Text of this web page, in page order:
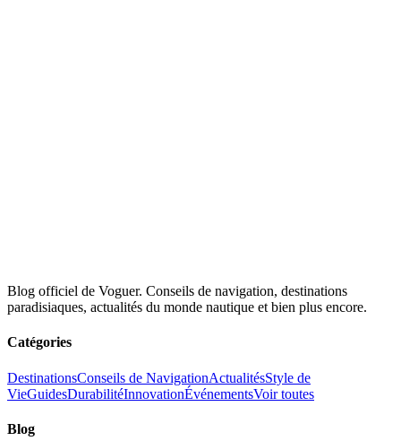
Blog officiel de Voguer. Conseils de navigation, destinations
paradisiaques, actualités du monde nautique et bien plus encore.
Catégories
DestinationsConseils de NavigationActualitésStyle de
VieGuidesDurabilitéInnovationÉvénementsVoir toutes
Blog